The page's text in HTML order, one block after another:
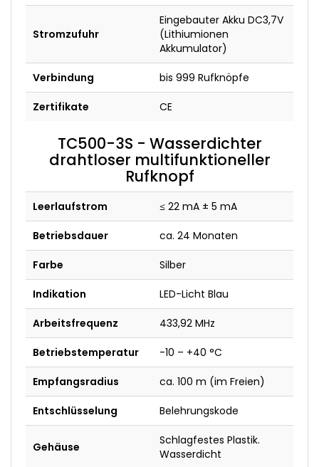
Stromzufuhr
Eingebauter Akku DC3,7V
(Lithiumionen
Akkumulator)
Verbindung bis 999 Rufknöpfe
Zertifikate CE
TC500-3S - Wasserdichter
drahtloser multifunktioneller
Rufknopf
Leerlaufstrom ≤ 22 mA ± 5 mA
Betriebsdauer ca. 24 Monaten
Farbe Silber
Indikation LED-Licht Blau
Arbeitsfrequenz 433,92 MHz
Betriebstemperatur -10 – +40 °C
Empfangsradius ca. 100 m (im Freien)
Entschlüsselung Belehrungskode
Gehäuse
Schlagfestes Plastik.
Wasserdicht